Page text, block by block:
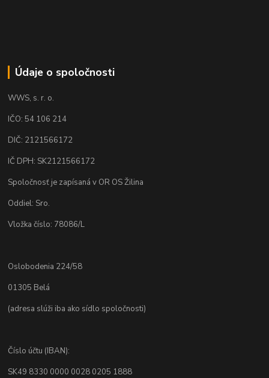
Údaje o spoločnosti
WWS, s. r. o.
IČO: 54 106 214
DIČ: 2121566172
IČ DPH: SK2121566172
Spoločnosť je zapísaná v OR OS Žilina
Oddiel: Sro.
Vložka číslo: 78086/L
Oslobodenia 224/58
01305 Belá
(adresa slúži iba ako sídlo spoločnosti)
Číslo účtu (IBAN):
SK49 8330 0000 0028 0205 1888